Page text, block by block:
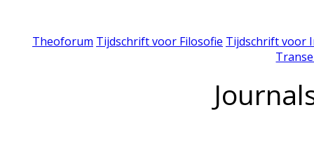
Theoforum Tijdschrift voor Filosofie Tijdschrift voor